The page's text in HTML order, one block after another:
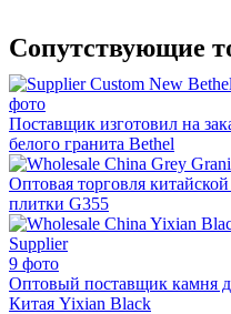
Сопутствующие
фото
Поставщик изготовил на
белого гранита Bethel
Оптовая торговля
плитки G355
9 фото
Оптовый поставщик камня
Китая Yixian Black